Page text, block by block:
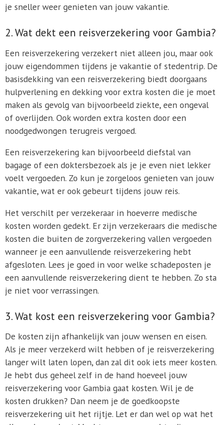
je sneller weer genieten van jouw vakantie.
2. Wat dekt een reisverzekering voor Gambia?
Een reisverzekering verzekert niet alleen jou, maar ook
jouw eigendommen tijdens je vakantie of stedentrip. De
basisdekking van een reisverzekering biedt doorgaans
hulpverlening en dekking voor extra kosten die je moet
maken als gevolg van bijvoorbeeld ziekte, een ongeval
of overlijden. Ook worden extra kosten door een
noodgedwongen terugreis vergoed.
Een reisverzekering kan bijvoorbeeld diefstal van
bagage of een doktersbezoek als je je even niet lekker
voelt vergoeden. Zo kun je zorgeloos genieten van jouw
vakantie, wat er ook gebeurt tijdens jouw reis.
Het verschilt per verzekeraar in hoeverre medische
kosten worden gedekt. Er zijn verzekeraars die medische
kosten die buiten de zorgverzekering vallen vergoeden
wanneer je een aanvullende reisverzekering hebt
afgesloten. Lees je goed in voor welke schadeposten je
een aanvullende reisverzekering dient te hebben. Zo sta
je niet voor verrassingen.
3. Wat kost een reisverzekering voor Gambia?
De kosten zijn afhankelijk van jouw wensen en eisen.
Als je meer verzekerd wilt hebben of je reisverzekering
langer wilt laten lopen, dan zal dit ook iets meer kosten.
Je hebt dus geheel zelf in de hand hoeveel jouw
reisverzekering voor Gambia gaat kosten. Wil je de
kosten drukken? Dan neem je de goedkoopste
reisverzekering uit het rijtje. Let er dan wel op wat het